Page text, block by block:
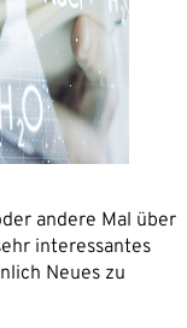
andere Mal über
interessantes
Neues zu